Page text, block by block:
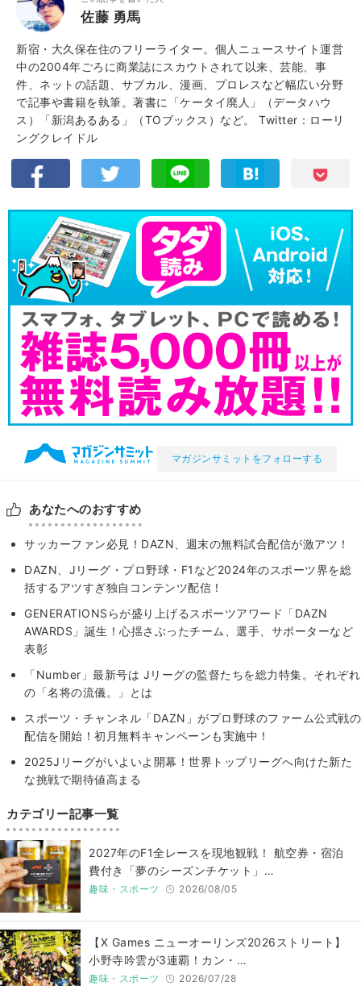
佐藤 勇馬
新宿・大久保在住のフリーライター。個人ニュースサイト運営
中の2004年ごろに商業誌にスカウトされて以来、芸能、事
件、ネットの話題、サブカル、漫画、プロレスなど幅広い分野
で記事や書籍を執筆。著書に「ケータイ廃人」（データハウ
ス）「新潟あるある」（TOブックス）など。 Twitter：ローリ
ングクレイドル
マガジンサミットをフォローする
あなたへのおすすめ
サッカーファン必見！DAZN、週末の無料試合配信が激アツ！
DAZN、Jリーグ・プロ野球・F1など2024年のスポーツ界を総
括するアツすぎ独自コンテンツ配信！
GENERATIONSらが盛り上げるスポーツアワード「DAZN
AWARDS」誕生！心揺さぶったチーム、選手、サポーターなど
表彰
「Number」最新号は Jリーグの監督たちを総力特集。それぞれ
の「名将の流儀。」とは
スポーツ・チャンネル「DAZN」がプロ野球のファーム公式戦の
配信を開始！初月無料キャンペーンも実施中！
2025Jリーグがいよいよ開幕！世界トップリーグへ向けた新た
な挑戦で期待値高まる
カテゴリー記事一覧
2027年のF1全レースを現地観戦！ 航空券・宿泊
費付き「夢のシーズンチケット」…
趣味・スポーツ 2026/08/05
【X Games ニューオーリンズ2026ストリート】
小野寺吟雲が3連覇！カン・…
趣味・スポーツ 2026/07/28